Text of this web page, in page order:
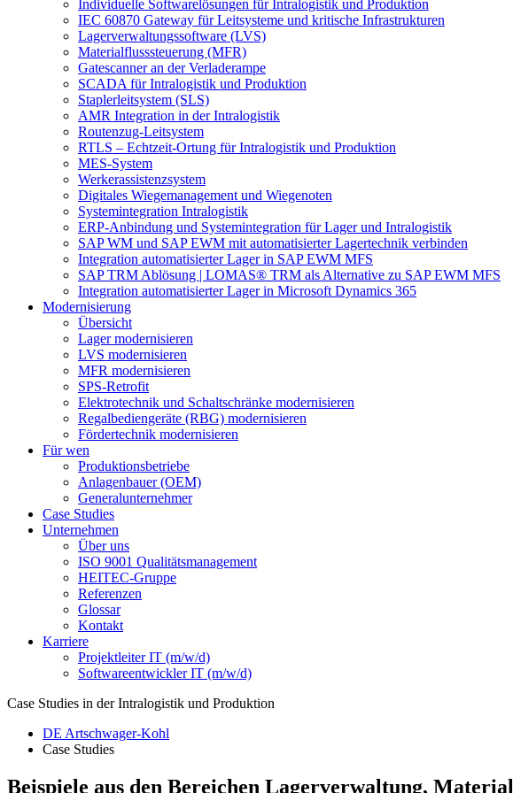
Individuelle Softwarelösungen für Intralogistik und Produktion
IEC 60870 Gateway für Leitsysteme und kritische Infrastrukturen
Lagerverwaltungssoftware (LVS)
Materialflusssteuerung (MFR)
Gatescanner an der Verladerampe
SCADA für Intralogistik und Produktion
Staplerleitsystem (SLS)
AMR Integration in der Intralogistik
Routenzug-Leitsystem
RTLS – Echtzeit-Ortung für Intralogistik und Produktion
MES-System
Werkerassistenzsystem
Digitales Wiegemanagement und Wiegenoten
Systemintegration Intralogistik
ERP-Anbindung und Systemintegration für Lager und Intralogistik
SAP WM und SAP EWM mit automatisierter Lagertechnik verbinden
Integration automatisierter Lager in SAP EWM MFS
SAP TRM Ablösung | LOMAS® TRM als Alternative zu SAP EWM MFS
Integration automatisierter Lager in Microsoft Dynamics 365
Modernisierung
Übersicht
Lager modernisieren
LVS modernisieren
MFR modernisieren
SPS-Retrofit
Elektrotechnik und Schaltschränke modernisieren
Regalbediengeräte (RBG) modernisieren
Fördertechnik modernisieren
Für wen
Produktionsbetriebe
Anlagenbauer (OEM)
Generalunternehmer
Case Studies
Unternehmen
Über uns
ISO 9001 Qualitätsmanagement
HEITEC-Gruppe
Referenzen
Glossar
Kontakt
Karriere
Projektleiter IT (m/w/d)
Softwareentwickler IT (m/w/d)
Case Studies in der Intralogistik und Produktion
DE Artschwager-Kohl
Case Studies
Beispiele aus den Bereichen Lagerverwaltung,